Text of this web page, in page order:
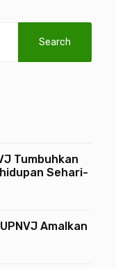
Search
Tumbuhkan
Sehari-
Amalkan